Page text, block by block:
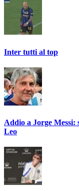
Inter tutti al top
Addio a Jorge Messi:
Leo